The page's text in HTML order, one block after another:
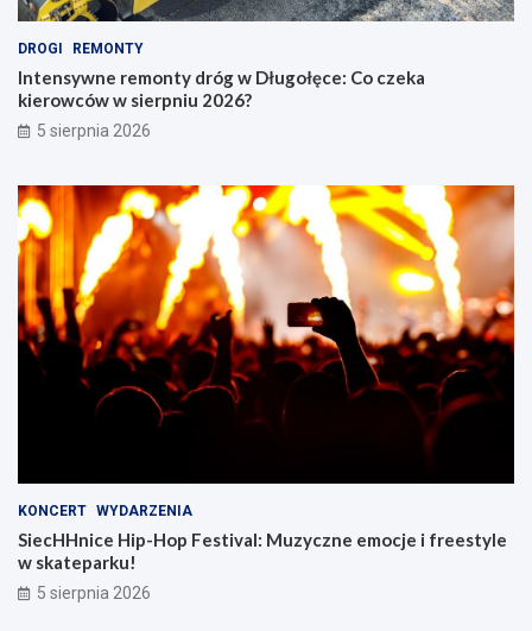
DROGI REMONTY
Intensywne remonty dróg w Długołęce: Co czeka
kierowców w sierpniu 2026?
5 sierpnia 2026
KONCERT WYDARZENIA
SiecHHnice Hip-Hop Festival: Muzyczne emocje i freestyle
w skateparku!
5 sierpnia 2026